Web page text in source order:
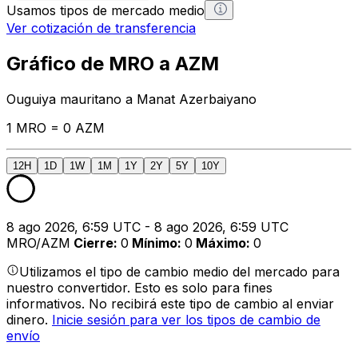
Usamos tipos de mercado medio
Ver cotización de transferencia
Gráfico de MRO a AZM
Ouguiya mauritano a Manat Azerbaiyano
1 MRO = 0 AZM
12H 1D 1W 1M 1Y 2Y 5Y 10Y
8 ago 2026, 6:59 UTC - 8 ago 2026, 6:59 UTC
MRO/AZM Cierre: 0 Mínimo: 0 Máximo: 0
Utilizamos el tipo de cambio medio del mercado para
nuestro convertidor. Esto es solo para fines
informativos. No recibirá este tipo de cambio al enviar
dinero. Inicie sesión para ver los tipos de cambio de
envío